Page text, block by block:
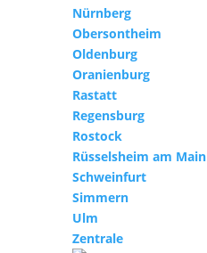
Nürnberg
Obersontheim
Oldenburg
Oranienburg
Rastatt
Regensburg
Rostock
Rüsselsheim am Main
Schweinfurt
Simmern
Ulm
Zentrale